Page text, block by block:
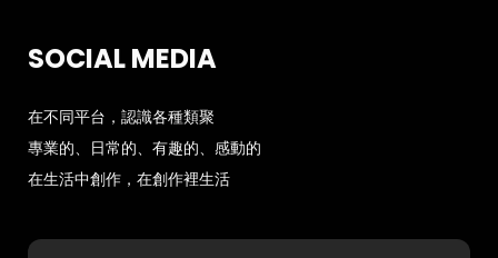
SOCIAL MEDIA
在不同平台，認識各種類聚
專業的、日常的、有趣的、感動的
在生活中創作，在創作裡生活